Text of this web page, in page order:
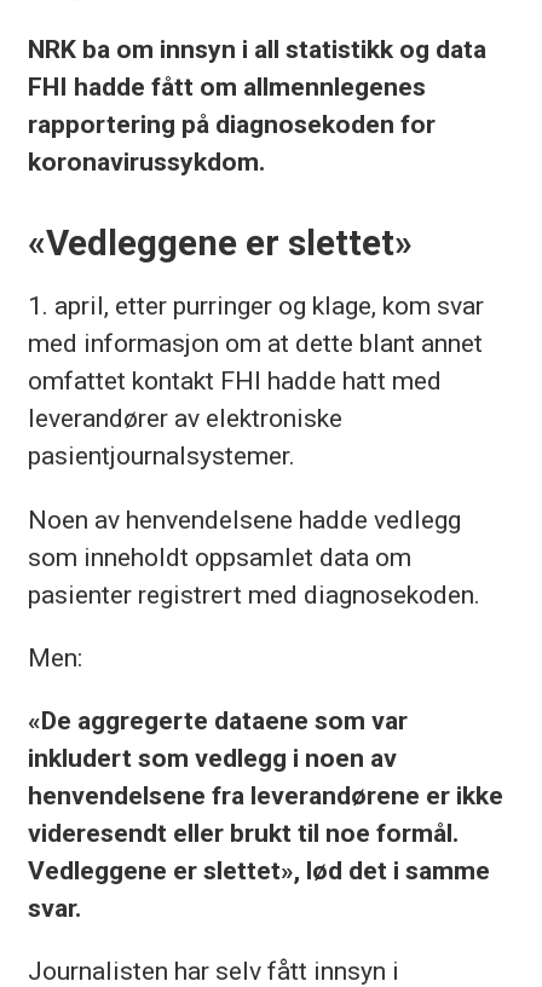
NRK ba om innsyn i all statistikk og data
FHI hadde fått om allmennlegenes
rapportering på diagnosekoden for
koronavirussykdom.
«Vedleggene er slettet»
1. april, etter purringer og klage, kom svar
med informasjon om at dette blant annet
omfattet kontakt FHI hadde hatt med
leverandører av elektroniske
pasientjournalsystemer.
Noen av henvendelsene hadde vedlegg
som inneholdt oppsamlet data om
pasienter registrert med diagnosekoden.
Men:
«De aggregerte dataene som var
inkludert som vedlegg i noen av
henvendelsene fra leverandørene er ikke
videresendt eller brukt til noe formål.
Vedleggene er slettet», lød det i samme
svar.
Journalisten har selv fått innsyn i